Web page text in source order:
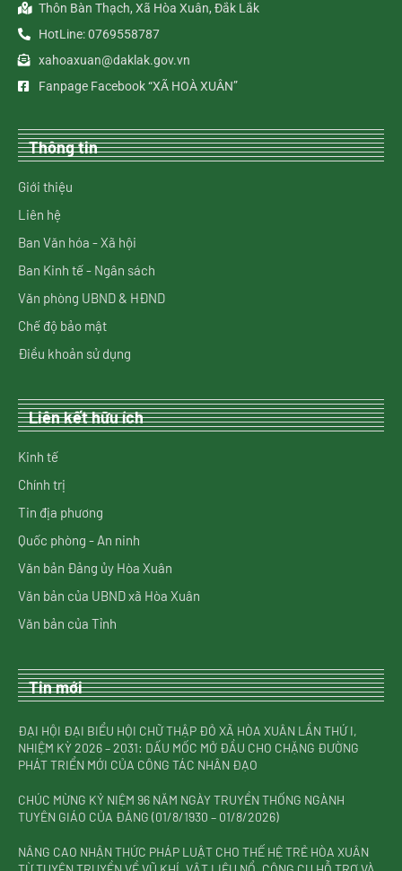
Thôn Bàn Thạch, Xã Hòa Xuân, Đắk Lắk
HotLine: 0769558787
xahoaxuan@daklak.gov.vn
Fanpage Facebook “XÃ HOÀ XUÂN”
Thông tin
Giới thiệu
Liên hệ
Ban Văn hóa - Xã hội
Ban Kinh tế - Ngân sách
Văn phòng UBND & HĐND
Chế độ bảo mật
Điều khoản sử dụng
Liên kết hữu ích
Kinh tế
Chính trị
Tin địa phương
Quốc phòng - An ninh
Văn bản Đảng ủy Hòa Xuân
Văn bản của UBND xã Hòa Xuân
Văn bản của Tỉnh
Tin mới
ĐẠI HỘI ĐẠI BIỂU HỘI CHỮ THẬP ĐỎ XÃ HÒA XUÂN LẦN THỨ I,
NHIỆM KỲ 2026 – 2031: DẤU MỐC MỞ ĐẦU CHO CHẶNG ĐƯỜNG
PHÁT TRIỂN MỚI CỦA CÔNG TÁC NHÂN ĐẠO
CHÚC MỪNG KỶ NIỆM 96 NĂM NGÀY TRUYỀN THỐNG NGÀNH
TUYÊN GIÁO CỦA ĐẢNG (01/8/1930 – 01/8/2026)
NÂNG CAO NHẬN THỨC PHÁP LUẬT CHO THẾ HỆ TRẺ HÒA XUÂN